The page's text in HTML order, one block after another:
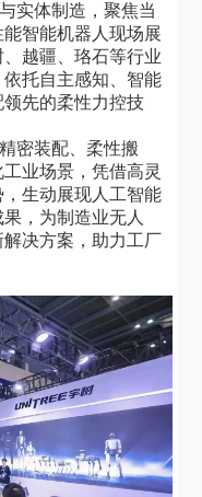
实体制造，聚焦当
智能机器人现场展
越疆、珞石等行业
托自主感知、智能
先的柔性力控技
密装配、柔性搬
业场景，凭借高灵
生动展现人工智能
，为制造业无人
决方案，助力工厂